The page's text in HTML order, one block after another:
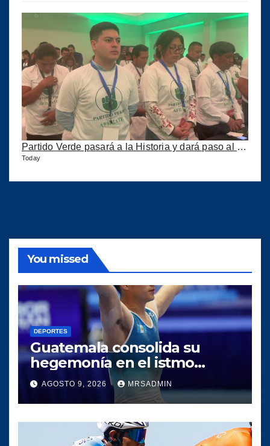
Partido Verde pasará a la Historia y dará paso al Partido Calidad
Today
You missed
DEPORTES
Guatemala consolida su
hegemonía en el istmo
centroamericano tras una
histórica participación en los
Juegos Centroamericanos y
del Caribe 2026
AGOSTO 9, 2026 MRSADMIN